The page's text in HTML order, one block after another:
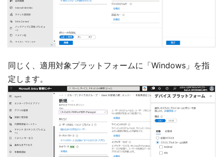
同じく、適用対象プラットフォームに「Windows」を指
定します。